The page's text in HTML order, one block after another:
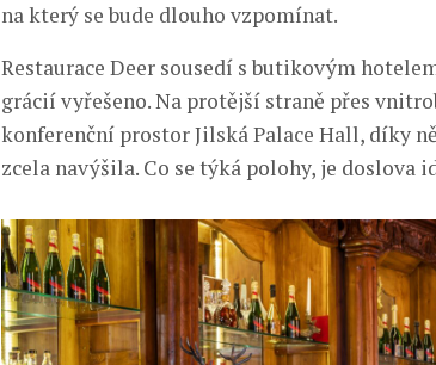
na který se bude dlouho vzpomínat.
Restaurace Deer sousedí s butikovým
grácií vyřešeno. Na protější straně přes
konferenční prostor Jilská Palace Hall, díky
zcela navýšila. Co se týká polohy, je doslova